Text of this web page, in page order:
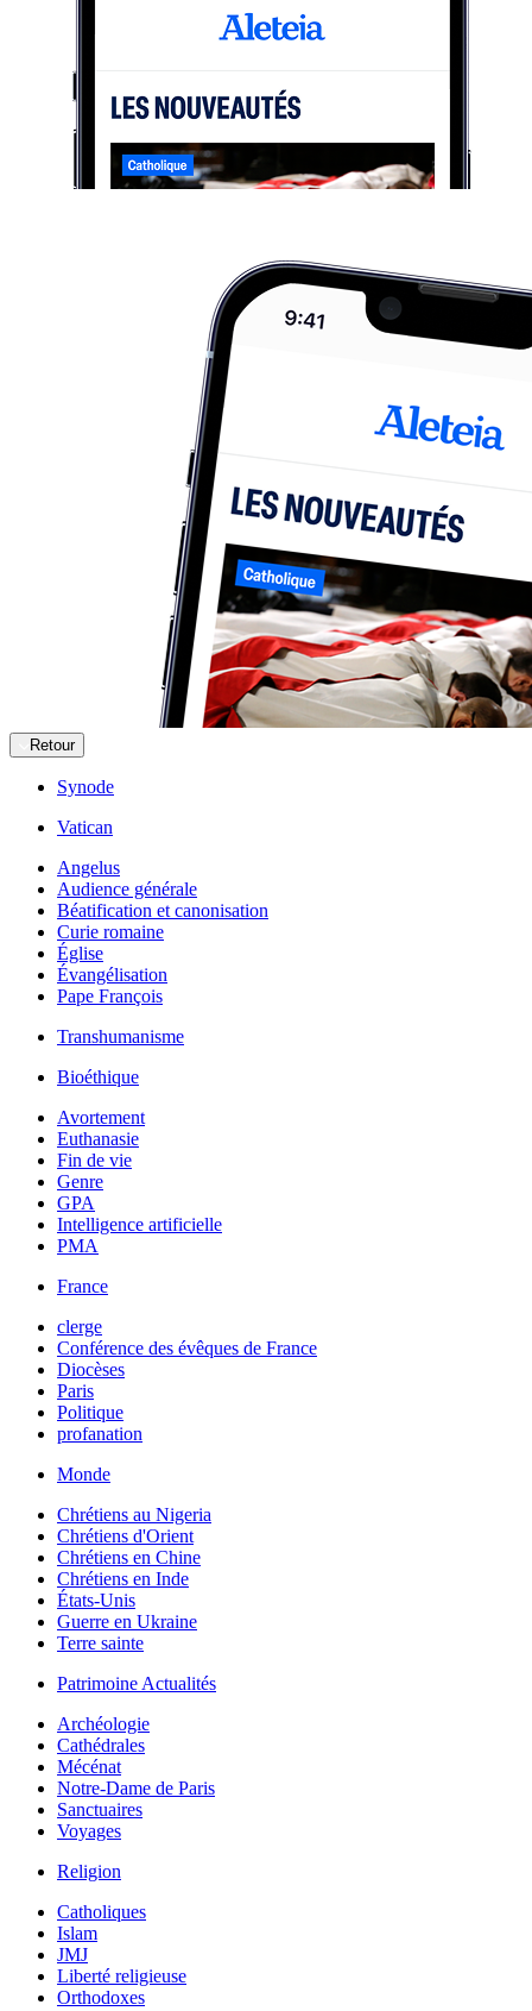
Retour
Synode
Vatican
Angelus
Audience générale
Béatification et canonisation
Curie romaine
Église
Évangélisation
Pape François
Transhumanisme
Bioéthique
Avortement
Euthanasie
Fin de vie
Genre
GPA
Intelligence artificielle
PMA
France
clerge
Conférence des évêques de France
Diocèses
Paris
Politique
profanation
Monde
Chrétiens au Nigeria
Chrétiens d'Orient
Chrétiens en Chine
Chrétiens en Inde
États-Unis
Guerre en Ukraine
Terre sainte
Patrimoine Actualités
Archéologie
Cathédrales
Mécénat
Notre-Dame de Paris
Sanctuaires
Voyages
Religion
Catholiques
Islam
JMJ
Liberté religieuse
Orthodoxes